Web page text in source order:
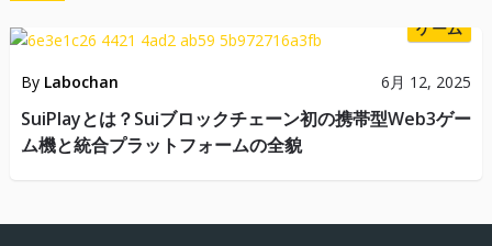
ゲーム
By Labochan 6月 12, 2025
SuiPlayとは？Suiブロックチェーン初の携帯型Web3ゲー
ム機と統合プラットフォームの全貌